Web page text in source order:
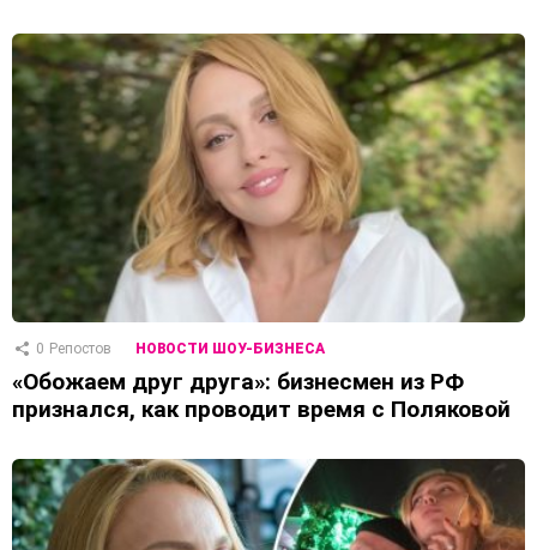
0 Репостов НОВОСТИ ШОУ-БИЗНЕСА
«Обожаем друг друга»: бизнесмен из РФ
признался, как проводит время с Поляковой